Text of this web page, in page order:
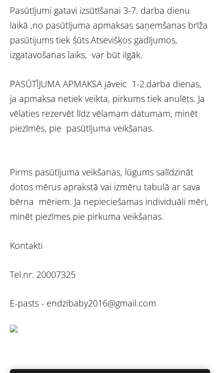
Pasūtījumi gatavi izsūtīšanai 3-7. darba dienu
laikā ,no pasūtījuma apmaksas saņemšanas brīža
pasūtijums tiek šūts.Atsevišķos gadījumos,
izgatavošanas laiks, var būt ilgāk.
PASŪTĪJUMA APMAKSA jāveic 1-2.darba dienas,
ja apmaksa netiek veikta, pirkums tiek anulēts. Ja
vēlaties rezervēt līdz vēlamam datumam, minēt
piezīmēs, pie pasūtījuma veikšanas.
Pirms pasūtījuma veikšanas, lūgums salīdzināt
dotos mērus aprakstā vai izmēru tabulā ar sava
bērna mēriem. Ja nepieciešamas individuāli mēri,
minēt piezīmes pie pirkuma veikšanas.
Kontakti
Tel.nr. 20007325
E-pasts - endzibaby2016@gmail.com